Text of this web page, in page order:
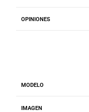
OPINIONES
MODELO
IMAGEN